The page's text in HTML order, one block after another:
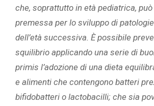
che, soprattutto in età pediatrica,
premessa per lo sviluppo di
dell’età successiva. È possibile
squilibrio applicando una serie di
primis l’adozione di una dieta
e alimenti che contengono batteri
bifidobatteri o lactobacilli; che sia